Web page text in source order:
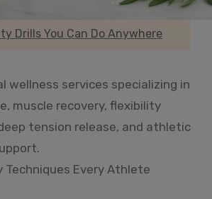
Drills You Can Do Anywhere
wellness services specializing in
muscle recovery, flexibility
tension release, and athletic
Techniques Every Athlete